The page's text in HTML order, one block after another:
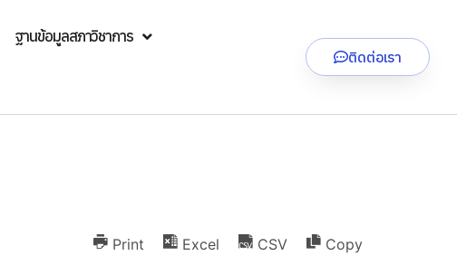
ฐานข้อมูลสภาวิชาการ
ติดต่อเรา
Print Excel CSV Copy